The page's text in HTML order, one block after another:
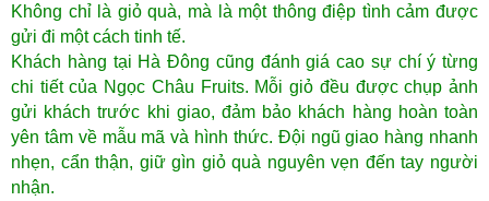
Không chỉ là giỏ quà, mà là một thông điệp tình cảm được
gửi đi một cách tinh tế.
Khách hàng tại Hà Đông cũng đánh giá cao sự chí ý từng
chi tiết của Ngọc Châu Fruits. Mỗi giỏ đều được chụp ảnh
gửi khách trước khi giao, đảm bảo khách hàng hoàn toàn
yên tâm về mẫu mã và hình thức. Đội ngũ giao hàng nhanh
nhẹn, cẩn thận, giữ gìn giỏ quà nguyên vẹn đến tay người
nhận.